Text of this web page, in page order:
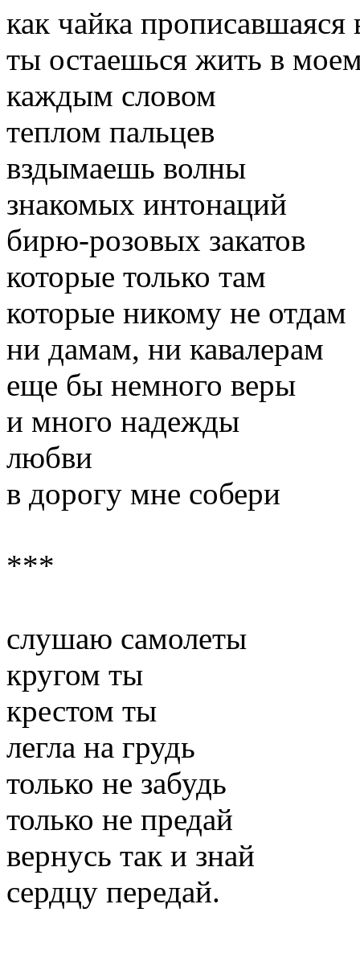
как чайка прописавшаяся
ты остаешься жить в
каждым словом
теплом пальцев
вздымаешь волны
знакомых интонаций
бирю-розовых закатов
которые только там
которые никому не отдам
ни дамам, ни кавалерам
еще бы немного веры
и много надежды
любви
в дорогу мне собери
***
слушаю самолеты
кругом ты
крестом ты
легла на грудь
только не забудь
только не предай
вернусь так и знай
сердцу передай.